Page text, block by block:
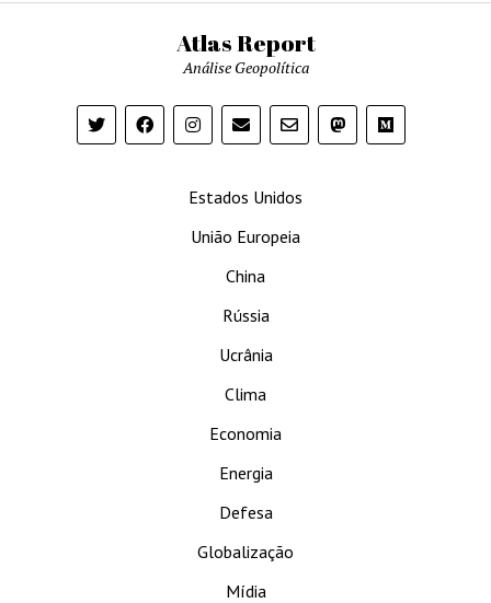
Atlas Report
Análise Geopolítica
Estados Unidos
União Europeia
China
Rússia
Ucrânia
Clima
Economia
Energia
Defesa
Globalização
Mídia